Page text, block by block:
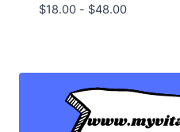
$18.00 - $48.00Rango
hasta
$48.00